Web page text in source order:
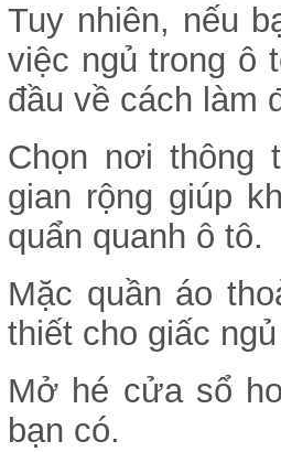
Tuy nhiên, nếu
việc ngủ trong ô
đầu về cách làm
Chọn nơi thông
gian rộng giúp
quẩn quanh ô tô.
Mặc quần áo
thiết cho giấc
Mở hé cửa sổ
bạn có.